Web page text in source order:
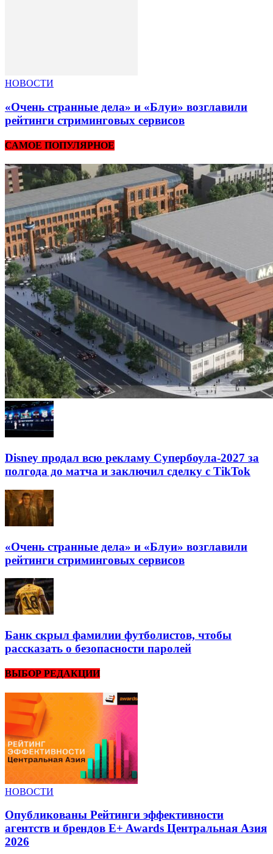
НОВОСТИ
«Очень странные дела» и «Блуи» возглавили
рейтинги стриминговых сервисов
САМОЕ ПОПУЛЯРНОЕ
Disney продал всю рекламу Супербоула-2027 за
полгода до матча и заключил сделку с TikTok
«Очень странные дела» и «Блуи» возглавили
рейтинги стриминговых сервисов
Банк скрыл фамилии футболистов, чтобы
рассказать о безопасности паролей
ВЫБОР РЕДАКЦИИ
НОВОСТИ
Опубликованы Рейтинги эффективности
агентств и брендов E+ Awards Центральная Азия
2026